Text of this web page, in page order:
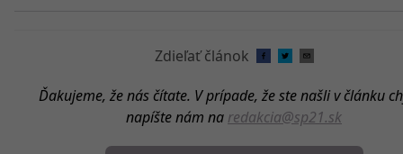
Zdieľať článok
Ďakujeme, že nás čítate. V prípade, že ste našli v článku
napíšte nám na redakcia@sp21.sk